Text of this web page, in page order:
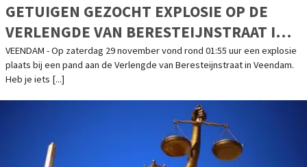
GETUIGEN GEZOCHT EXPLOSIE OP DE
VERLENGDE VAN BERESTEIJNSTRAAT IN
VEENDAM
VEENDAM - Op zaterdag 29 november vond rond 01:55 uur een explosie
plaats bij een pand aan de Verlengde van Beresteijnstraat in Veendam.
Heb je iets [...]